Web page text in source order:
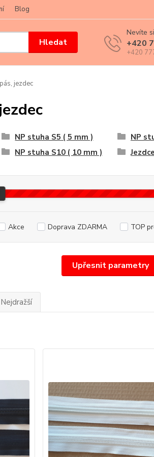
Blog
Hledat
Nevíte
+420
+420
jezdec
NP stuha S5 ( 5 mm ) NP
NP stuha S10 ( 10 mm ) Jezdce
Upřesnit parametry
Akce Doprava ZDARMA TOP
Nejdražší